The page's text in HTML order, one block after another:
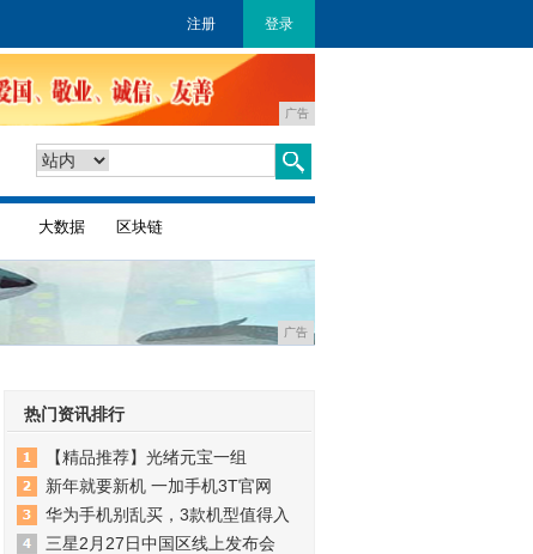
注册 登录
广告
大数据 区块链
广告
热门资讯排行
【精品推荐】光绪元宝一组
新年就要新机 一加手机3T官网
华为手机别乱买，3款机型值得入
三星2月27日中国区线上发布会